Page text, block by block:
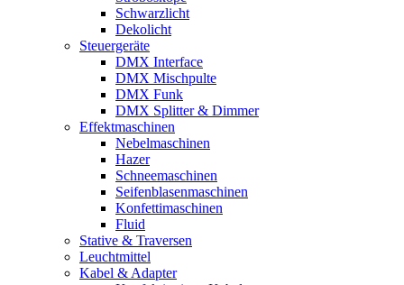
Schwarzlicht
Dekolicht
Steuergeräte
DMX Interface
DMX Mischpulte
DMX Funk
DMX Splitter & Dimmer
Effektmaschinen
Nebelmaschinen
Hazer
Schneemaschinen
Seifenblasenmaschinen
Konfettimaschinen
Fluid
Stative & Traversen
Leuchtmittel
Kabel & Adapter